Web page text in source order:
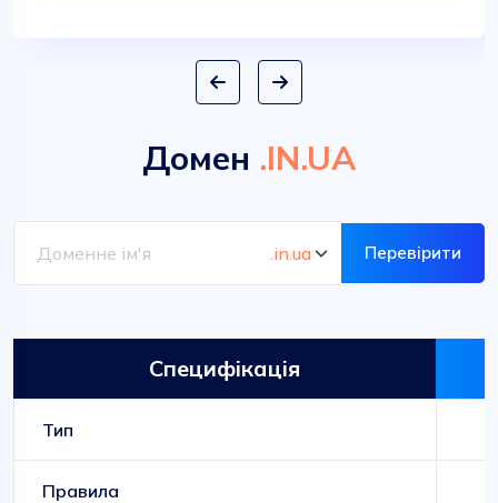
Домен .IN.UA
Перевірити
Специфікація
Тип
Правила